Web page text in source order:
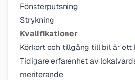
Fönsterputsning
Strykning
Kvalifikationer
Körkort och tillgång till bil är ett
Tidigare erfarenhet av
meriterande